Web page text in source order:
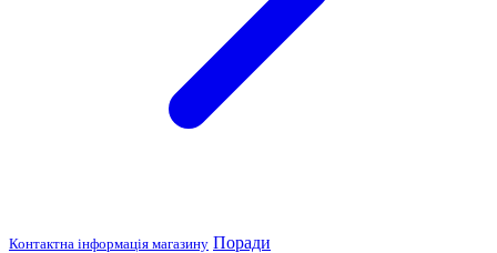
Контактна інформація магазину Поради